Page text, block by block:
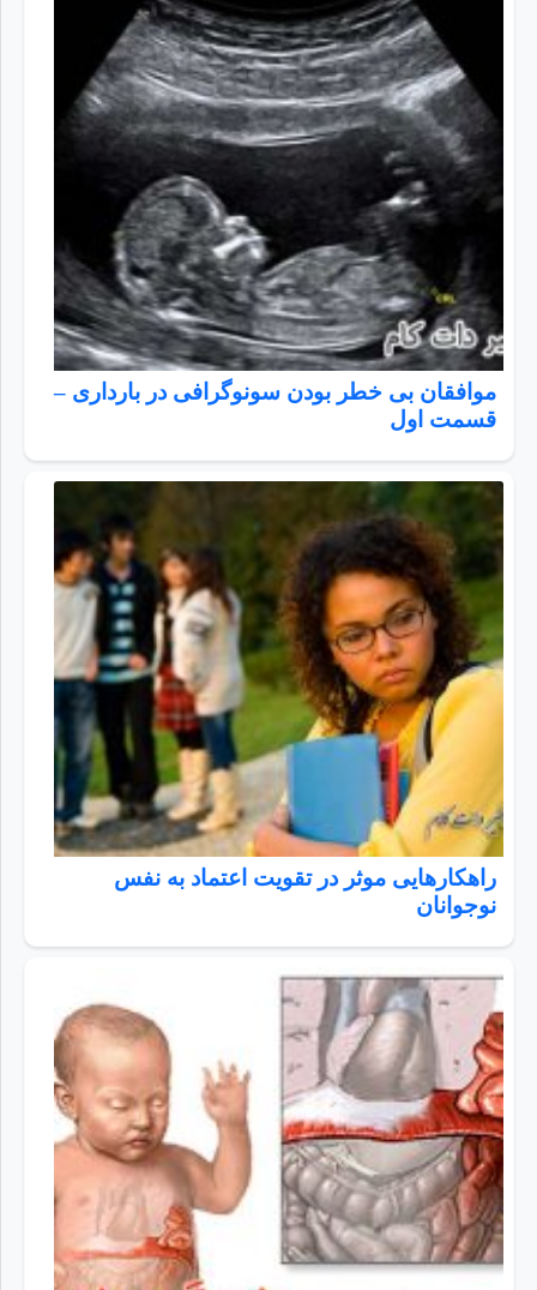
موافقان بی خطر بودن سونوگرافی در بارداری –
قسمت اول
راهکارهایی موثر در تقویت اعتماد به نفس
نوجوانان